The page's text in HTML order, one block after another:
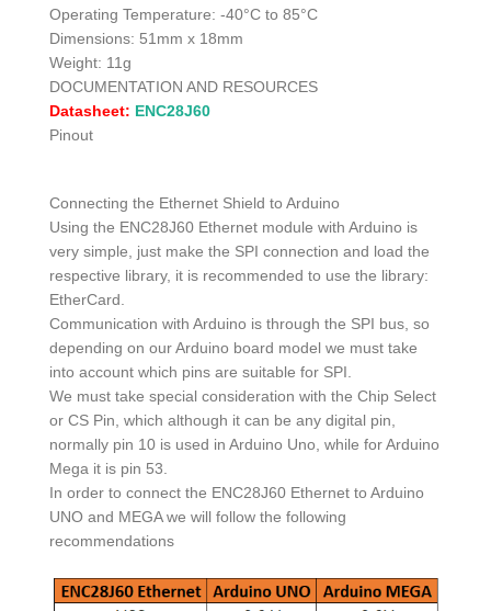
Operating Temperature: -40°C to 85°C
Dimensions: 51mm x 18mm
Weight: 11g
DOCUMENTATION AND RESOURCES
Datasheet: ENC28J60
Pinout
Connecting the Ethernet Shield to Arduino
Using the ENC28J60 Ethernet module with Arduino is
very simple, just make the SPI connection and load the
respective library, it is recommended to use the library:
EtherCard.
Communication with Arduino is through the SPI bus, so
depending on our Arduino board model we must take
into account which pins are suitable for SPI.
We must take special consideration with the Chip Select
or CS Pin, which although it can be any digital pin,
normally pin 10 is used in Arduino Uno, while for Arduino
Mega it is pin 53.
In order to connect the ENC28J60 Ethernet to Arduino
UNO and MEGA we will follow the following
recommendations